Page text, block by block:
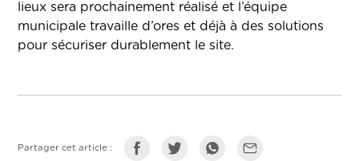
lieux sera prochainement réalisé et l’équipe
municipale travaille d’ores et déjà à des solutions
pour sécuriser durablement le site.
Partager cet article :